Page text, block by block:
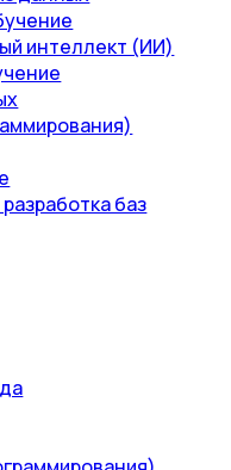
интеллект (ИИ)
баз